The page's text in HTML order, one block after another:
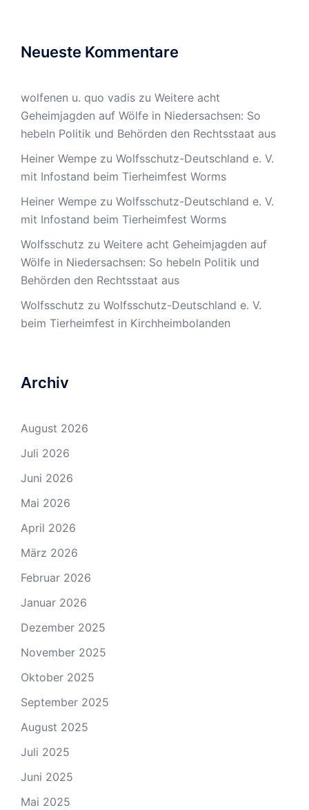
Neueste Kommentare
wolfenen u. quo vadis zu Weitere acht
Geheimjagden auf Wölfe in Niedersachsen: So
hebeln Politik und Behörden den Rechtsstaat aus
Heiner Wempe zu Wolfsschutz-Deutschland e. V.
mit Infostand beim Tierheimfest Worms
Heiner Wempe zu Wolfsschutz-Deutschland e. V.
mit Infostand beim Tierheimfest Worms
Wolfsschutz zu Weitere acht Geheimjagden auf
Wölfe in Niedersachsen: So hebeln Politik und
Behörden den Rechtsstaat aus
Wolfsschutz zu Wolfsschutz-Deutschland e. V.
beim Tierheimfest in Kirchheimbolanden
Archiv
August 2026
Juli 2026
Juni 2026
Mai 2026
April 2026
März 2026
Februar 2026
Januar 2026
Dezember 2025
November 2025
Oktober 2025
September 2025
August 2025
Juli 2025
Juni 2025
Mai 2025